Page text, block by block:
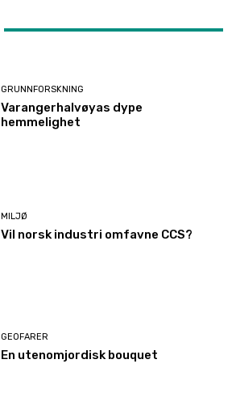
GRUNNFORSKNING
Varangerhalvøyas dype
hemmelighet
MILJØ
Vil norsk industri omfavne CCS?
GEOFARER
En utenomjordisk bouquet